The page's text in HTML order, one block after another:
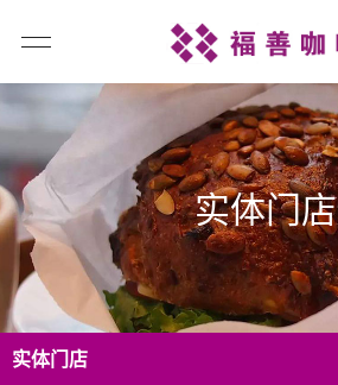
实体门店
实体门店